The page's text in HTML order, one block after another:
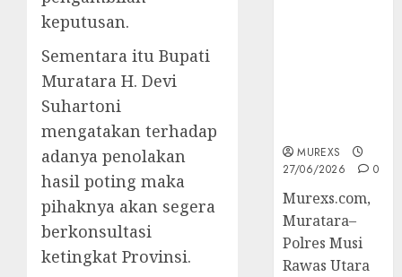
keputusan.
Sementara itu Bupati
Muratara H. Devi
Suhartoni
mengatakan terhadap
adanya penolakan
hasil poting maka
pihaknya akan segera
berkonsultasi
ketingkat Provinsi.
MUREXS
27/06/2026
0
Murexs.com,
Muratara–
Polres Musi
Rawas Utara